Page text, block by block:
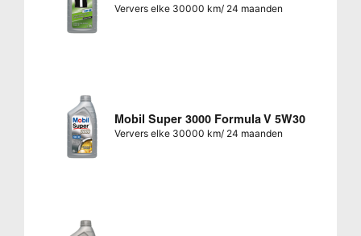
Ververs elke 30000 km/ 24 maanden
Mobil Super 3000 Formula V 5W30
Ververs elke 30000 km/ 24 maanden